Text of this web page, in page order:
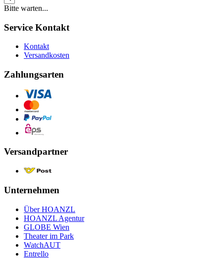
Bitte warten...
Service Kontakt
Kontakt
Versandkosten
Zahlungsarten
Versandpartner
Unternehmen
Über HOANZL
HOANZL Agentur
GLOBE Wien
Theater im Park
WatchAUT
Entrello